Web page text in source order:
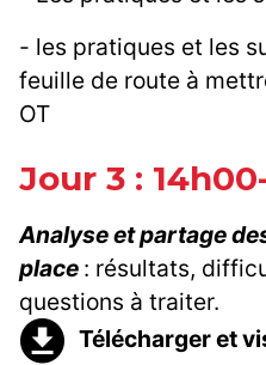
- les pratiques et les
feuille de route à
OT
Jour 3 :
Analyse et partage
place : résultats,
questions à traiter.
Télécharger et